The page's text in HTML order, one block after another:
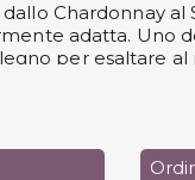
Chardonnay
adatta. Uno
per esaltare
oltre al Pinot Noir